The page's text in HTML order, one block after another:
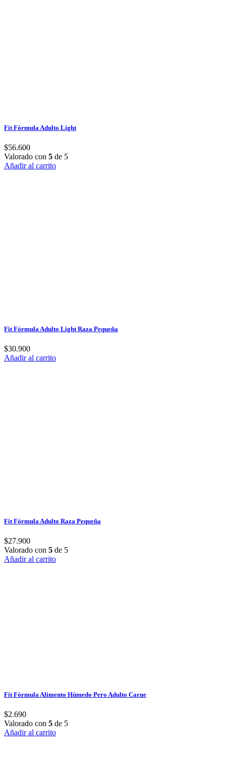
Fit Fórmula Adulto Light
$56.600
Valorado con 5 de 5
Añadir al carrito
Fit Fórmula Adulto Light Raza Pequeña
$30.900
Añadir al carrito
Fit Fórmula Adulto Raza Pequeña
$27.900
Valorado con 5 de 5
Añadir al carrito
Fit Fórmula Alimento Húmedo Pero Adulto Carne
$2.690
Valorado con 5 de 5
Añadir al carrito